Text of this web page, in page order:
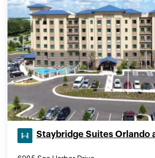
Staybridge Suites Orlando